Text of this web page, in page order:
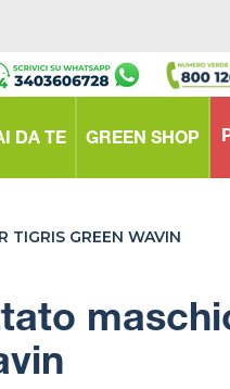
DA TE GREEN SHOP
TIGRIS GREEN WAVIN